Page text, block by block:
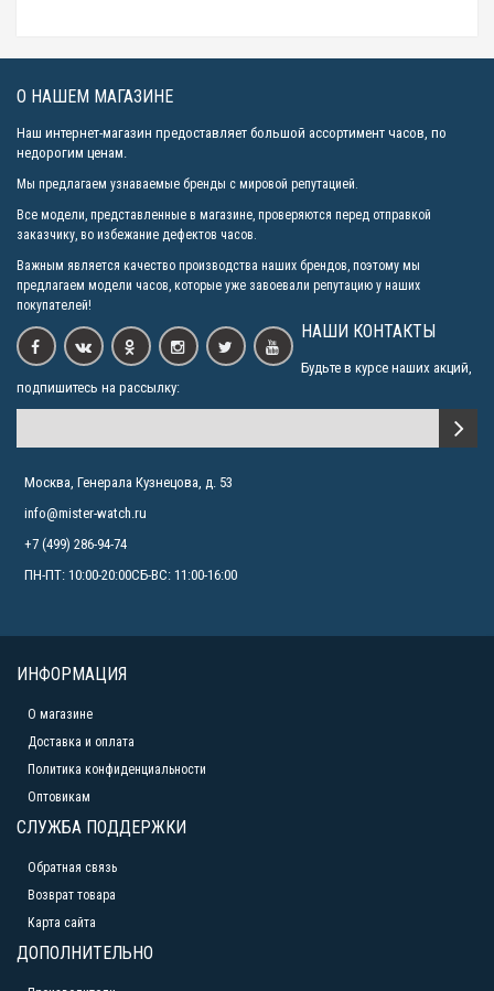
О НАШЕМ МАГАЗИНЕ
Наш интернет-магазин предоставляет большой ассортимент часов, по
недорогим ценам.
Мы предлагаем узнаваемые бренды с мировой репутацией.
Все модели, представленные в магазине, проверяются перед отправкой
заказчику, во избежание дефектов часов.
Важным является качество производства наших брендов, поэтому мы
предлагаем модели часов, которые уже завоевали репутацию у наших
покупателей!
НАШИ КОНТАКТЫ
Будьте в курсе наших акций,
подпишитесь на рассылку:
Москва, Генерала Кузнецова, д. 53
info@mister-watch.ru
+7 (499) 286-94-74
ПН-ПТ: 10:00-20:00СБ-ВС: 11:00-16:00
ИНФОРМАЦИЯ
О магазине
Доставка и оплата
Политика конфиденциальности
Оптовикам
СЛУЖБА ПОДДЕРЖКИ
Обратная связь
Возврат товара
Карта сайта
ДОПОЛНИТЕЛЬНО